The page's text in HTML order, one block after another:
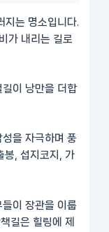
지는 명소입니다.
가 내리는 길로
이 낭만을 더합
을 자극하며 풍
봉, 섭지코지, 가
이 장관을 이룹
길은 힐링에 제